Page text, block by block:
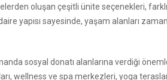
oluşan çeşitli ünite seçenekleri,
yapısı sayesinde, yaşam alanları
sosyal donatı alanlarına verdiği
wellness ve spa merkezleri, yoga